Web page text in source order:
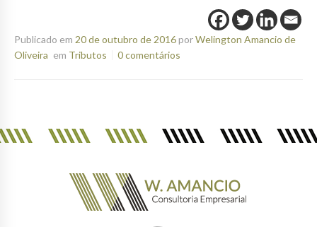
Publicado em 20 de outubro de 2016porWelington Amancio de
Oliveira em Tributos 0 comentários